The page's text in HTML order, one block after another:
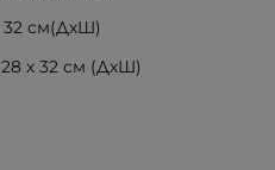
см(ДхШ)
х 32 см (ДхШ)